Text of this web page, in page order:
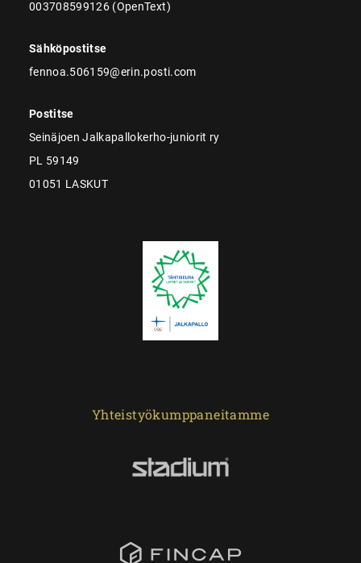
003708599126 (OpenText)
Sähköpostitse
fennoa.506159@erin.posti.com
Postitse
Seinäjoen Jalkapallokerho-juniorit ry
PL 59149
01051 LASKUT
Yhteistyökumppaneitamme